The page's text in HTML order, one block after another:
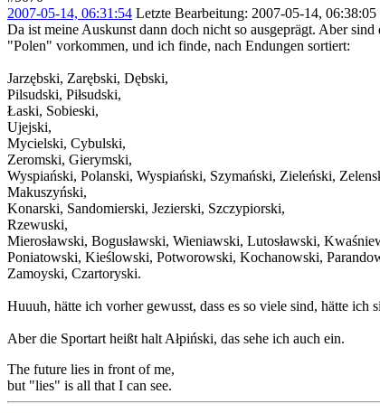
2007-05-14, 06:31:54 Letzte Bearbeitung: 2007-05-14,
Da ist meine Auskunst dann doch nicht so ausgeprägt. Aber
"Polen" vorkommen, und ich finde, nach Endungen sortiert:
Jarzębski, Zarębski, Dębski,
Pilsudski, Piłsudski,
Łaski, Sobieski,
Ujejski,
Mycielski, Cybulski,
Zeromski, Gierymski,
Wyspiański, Polanski, Wyspiański, Szymański, Zieleński,
Makuszyński,
Konarski, Sandomierski, Jezierski, Szczypiorski,
Rzewuski,
Mierosławski, Bogusławski, Wieniawski, Lutosławski,
Poniatowski, Kieślowski, Potworowski, Kochanowski,
Zamoyski, Czartoryski.
Huuuh, hätte ich vorher gewusst, dass es so viele sind, hätte
Aber die Sportart heißt halt Ałpiński, das sehe ich auch ein.
The future lies in front of me,
but "lies" is all that I can see.